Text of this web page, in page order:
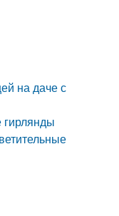
на даче с